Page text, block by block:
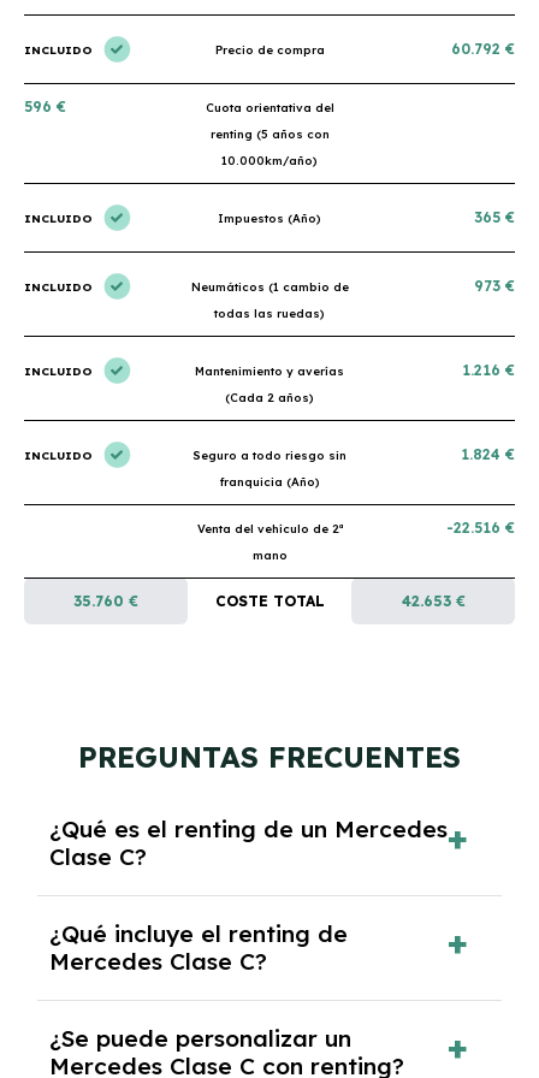
INCLUIDO Precio de compra 60.792 €
596 €
Cuota orientativa del
renting (5 años con
10.000km/año)
INCLUIDO Impuestos (Año) 365 €
INCLUIDO
Neumáticos (1 cambio de
todas las ruedas)
973 €
INCLUIDO
Mantenimiento y averías
(Cada 2 años)
1.216 €
INCLUIDO
Seguro a todo riesgo sin
franquicia (Año)
1.824 €
Venta del vehículo de 2ª
mano
-22.516 €
35.760 € COSTE TOTAL 42.653 €
PREGUNTAS FRECUENTES
¿Qué es el renting de un Mercedes
Clase C?
contrato de alquiler a largo plazo en el que
pagas una cuota mensual fija por el uso del
coche durante un periodo determinado,
generalmente entre 2 y 5 años.
¿Qué incluye el renting de
Mercedes Clase C?
seguro a todo riesgo, mantenimiento,
reparaciones, impuestos, asistencia en
¿Se puede personalizar un
Mercedes Clase C con renting?